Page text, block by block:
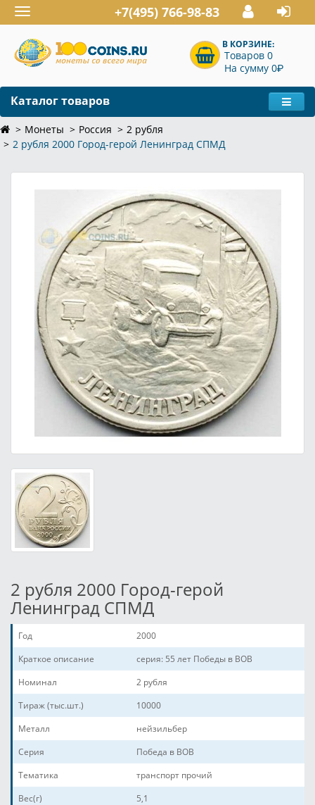
Toggle
navigation
+7(495) 766-98-83
В КОРЗИНЕ:
Товаров 0
На сумму 0P
Каталог товаров
Монеты Россия
2 рубля
2 рубля 2000 Город-герой Ленинград СПМД
2 рубля 2000 Город-герой
Ленинград СПМД
Год
2000
Краткое описание
серия: 55 лет Победы в ВОВ
Номинал
2 рубля
Тираж (тыс.шт.)
10000
Металл
нейзильбер
Серия
Победа в ВОВ
Тематика
транспорт прочий
Вес(г)
5,1